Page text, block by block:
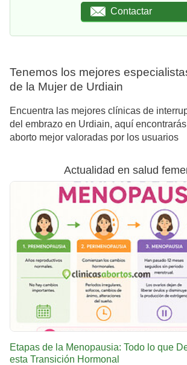
Contactar
Tenemos los mejores
de la Mujer de Urdiain
Encuentra las mejores clínicas de
del embrazo en Urdiain, aquí
aborto mejor valoradas por los usuarios
Actualidad en salud
Etapas de la Menopausia: Todo lo que
esta Transición Hormonal